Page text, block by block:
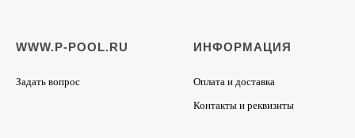
WWW.P-POOL.RU
Задать вопрос
ИНФОРМАЦИЯ
Оплата и доставка
Контакты и реквизиты